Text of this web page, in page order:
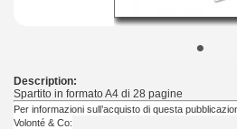
•
Description:
Spartito in formato A4 di 28 pagine
Per informazioni sull’acquisto di questa
Volonté & Co: